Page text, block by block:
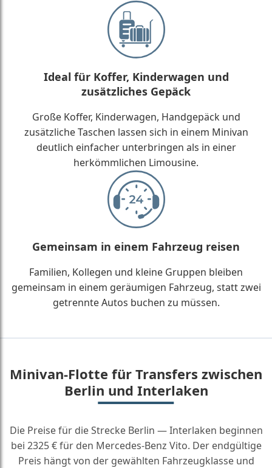
Ideal für Koffer, Kinderwagen und
zusätzliches Gepäck
Große Koffer, Kinderwagen, Handgepäck und
zusätzliche Taschen lassen sich in einem Minivan
deutlich einfacher unterbringen als in einer
herkömmlichen Limousine.
Gemeinsam in einem Fahrzeug reisen
Familien, Kollegen und kleine Gruppen bleiben
gemeinsam in einem geräumigen Fahrzeug, statt zwei
getrennte Autos buchen zu müssen.
Minivan-Flotte für Transfers zwischen
Berlin und Interlaken
Die Preise für die Strecke Berlin — Interlaken beginnen
bei 2325 € für den Mercedes-Benz Vito. Der endgültige
Preis hängt von der gewählten Fahrzeugklasse und